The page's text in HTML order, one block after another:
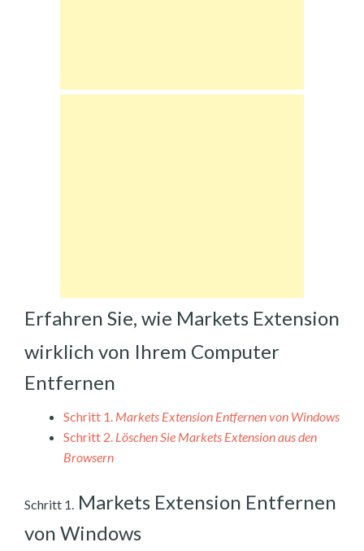
Erfahren Sie, wie Markets Extension
wirklich von Ihrem Computer
Entfernen
Schritt 1. Markets Extension Entfernen von Windows
Schritt 2. Löschen Sie Markets Extension aus den
Browsern
Schritt 1. Markets Extension Entfernen
von Windows